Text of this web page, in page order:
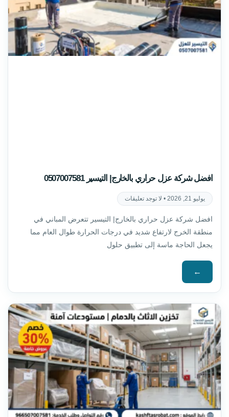
افضل شركة عزل حراري بالخارج| التيسير 0507007581
يوليو 21, 2026 لا توجد تعليقات
افضل شركة عزل حراري بالخارج| التيسير تتعرض المباني في
منطقة الخرج لارتفاع شديد في درجات الحرارة طوال العام مما
يجعل الحاجة ماسة إلى تطبيق حلول